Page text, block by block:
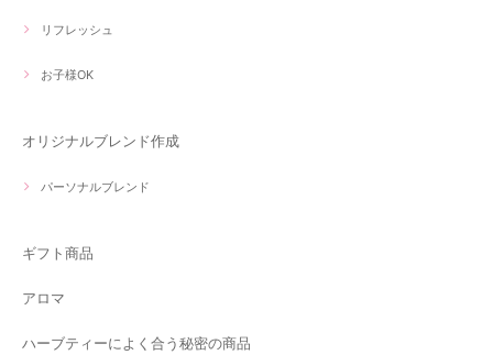
リフレッシュ
お子様OK
オリジナルブレンド作成
パーソナルブレンド
ギフト商品
アロマ
ハーブティーによく合う秘密の商品